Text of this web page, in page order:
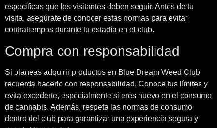
específicas que los visitantes deben seguir. Antes de tu
visita, asegúrate de conocer estas normas para evitar
contratiempos durante tu estadía en el club.
Compra con responsabilidad
Si planeas adquirir productos en Blue Dream Weed Club,
recuerda hacerlo con responsabilidad. Conoce tus límites y
evita excederte, especialmente si eres nuevo en el consumo
de cannabis. Además, respeta las normas de consumo
dentro del club para garantizar una experiencia segura y